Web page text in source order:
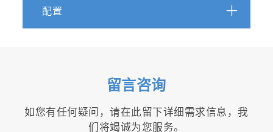
配置
留言咨询
如您有任何疑问，请在此留下详细需求信息，我
们将竭诚为您服务。